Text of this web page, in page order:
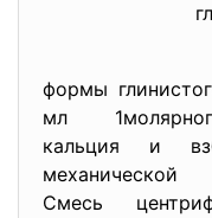
К 20 г
формы
мл
кальция и
Смесь